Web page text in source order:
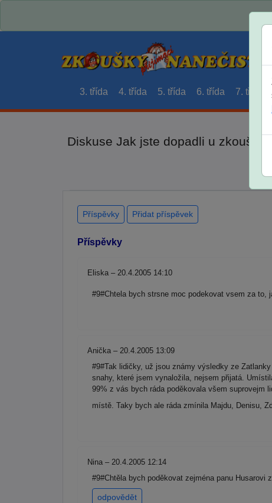
3. třída 4. třída 5. třída 6. třída 7. třída
Diskuse Jak jste dopadli u
Příspěvky Přidat příspěvek
Příspěvky
Eliska – 20.4.2005 14:10
#9#Chtela bych strsne moc podekovat vsem za
Anička – 20.4.2005 13:09
#9#Tak lidičky, už jsou známy výsledky ze
snahy, které jsem vynaložila, nejsem přijatá.
99% z vás bych ráda poděkovala všem suprovejm
místě. Taky bych ale ráda zmínila Majdu, Denisu,
Nina – 20.4.2005 12:14
#9#Chtěla bych poděkovat zejména panu
odpovědět